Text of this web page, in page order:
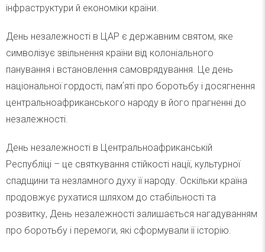
інфраструктури й економіки країни.
День незалежності в ЦАР є державним святом, яке
символізує звільнення країни від колоніального
панування і встановлення самоврядування. Це день
національної гордості, памʼяті про боротьбу і досягнення
центральноафриканського народу в його прагненні до
незалежності.
День незалежності в Центральноафриканській
Республіці – це святкування стійкості нації, культурної
спадщини та незламного духу її народу. Оскільки країна
продовжує рухатися шляхом до стабільності та
розвитку, День незалежності залишається нагадуванням
про боротьбу і перемоги, які сформували її історію.